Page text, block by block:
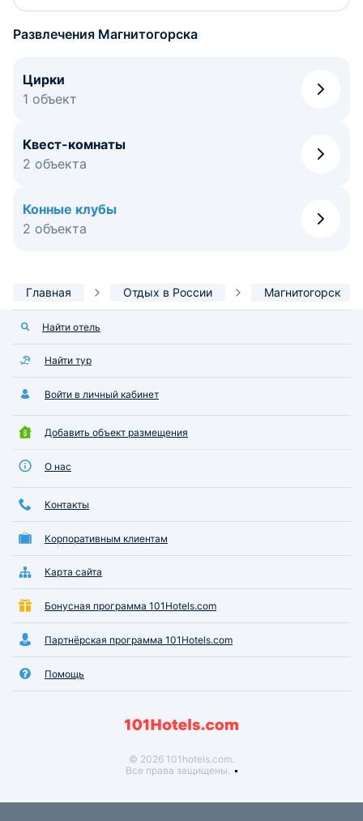
Развлечения Магнитогорска
Цирки
1 объект
Квест-комнаты
2 объекта
Конные клубы
2 объекта
Главная Отдых в России Магнитогорск
Найти отель
Найти тур
Войти в личный кабинет
Добавить объект размещения
О нас
Контакты
Корпоративным клиентам
Карта сайта
Бонусная программа 101Hotels.com
Партнёрская программа 101Hotels.com
Помощь
© 2026 101hotels.com.
Все права защищены.